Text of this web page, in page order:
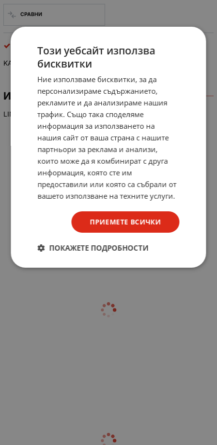
СРАВНИ
интегрални схеми
KA 7552
ИНФОРМАЦИЯ
LIN-IC PWM V-CNTRL, 30V, 600 kHz
Този уебсайт използва
бисквитки
Ние използваме бисквитки, за да
персонализираме съдържанието,
рекламите и да анализираме нашия
трафик. Също така споделяме
информация за използването на
нашия сайт от ваша страна с нашите
партньори за реклама и анализи,
които може да я комбинират с друга
информация, която сте им
предоставили или която са събрали от
вашето използване на техните услуги.
ПРИЕМЕТЕ ВСИЧКИ
ПОКАЖЕТЕ ПОДРОБНОСТИ